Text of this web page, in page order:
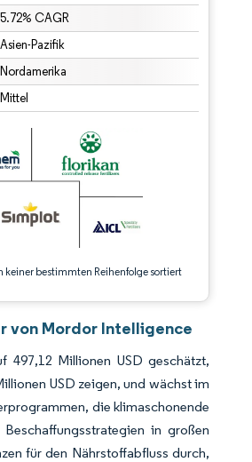
5.72% CAGR
Asien-Pazifik
Nordamerika
Mittel
bestimmten Reihenfolge sortiert
erfordert Namensnennung gemäß CC BY 4.0.
4.0.
von Mordor Intelligence
Millionen USD geschätzt,
USD zeigen, und wächst im
die klimaschonende
in großen
für den Nährstoffabfluss durch,